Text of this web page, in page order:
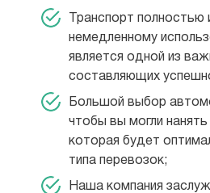
Транспорт полностью
немедленному
является одной из
составляющих
Большой выбор
чтобы вы могли
которая будет
типа перевозок;
Наша компания